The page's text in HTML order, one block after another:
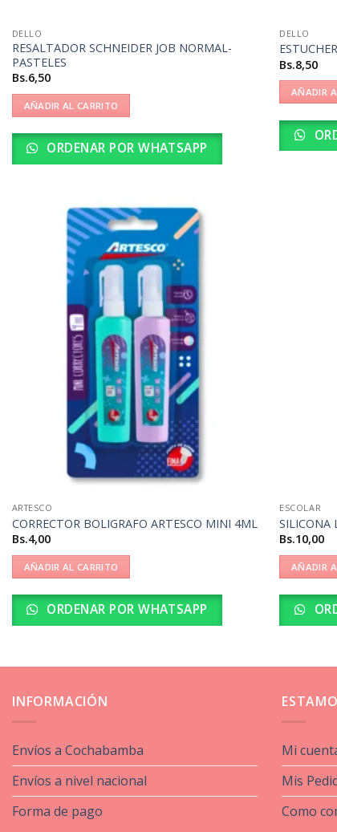
DELLO
RESALTADOR SCHNEIDER JOB NORMAL-
PASTELES
Bs.6,50
AÑADIR AL CARRITO
ORDENAR POR WHATSAPP
DELLO
Bs.8,50
AÑADIR
ARTESCO
CORRECTOR BOLIGRAFO ARTESCO MINI 4ML
Bs.4,00
AÑADIR AL CARRITO
ORDENAR POR WHATSAPP
ESCOLAR
SILICONA
Bs.10,00
AÑADIR
INFORMACIÓN
Envíos a Cochabamba
Envíos a nivel nacional
Forma de pago
Mi
Mis
Como